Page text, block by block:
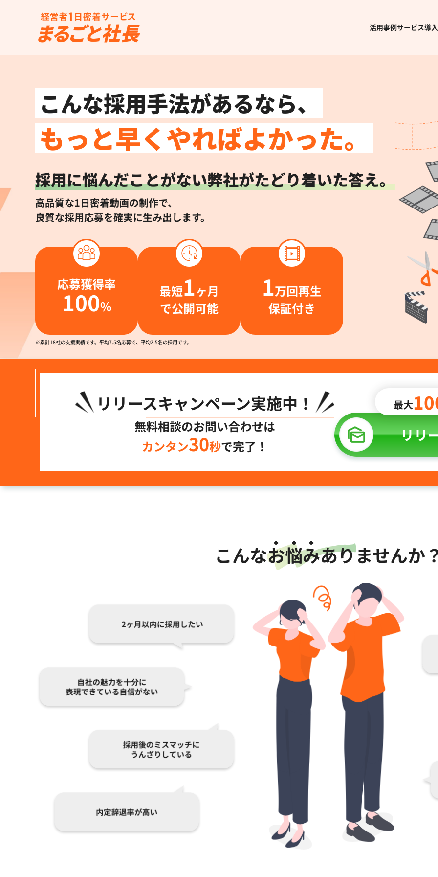
活用事例サービス導
こんな採用手法があるなら、
もっと早くやればよかった。
採用に悩んだことがない弊社がたどり着いた答え。
高品質な1日密着動画の制作で、
良質な採用応募を確実に生み出します。
応募獲得率
100%
最短1ヶ月
で公開可能
1万回再生
保証付き
※累計18社の支援実績です。平均7.5名応募で、平均2.5名の採用です。
リリースキャンペーン実施中！
無料相談のお問い合わせは
カンタン30秒で完了！
最大
リリ
こんなお悩みありませんか